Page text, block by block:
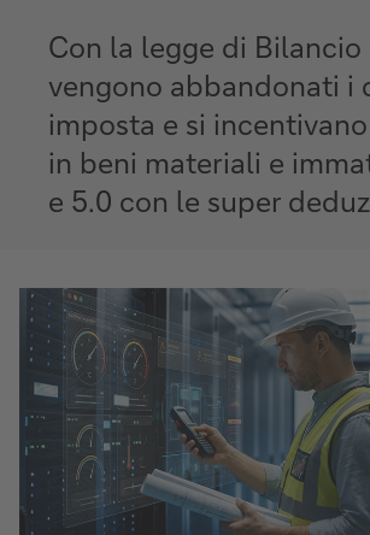
Con la legge di Bilancio
vengono abbandonati i
imposta e si
in beni materiali e
e 5.0 con le super